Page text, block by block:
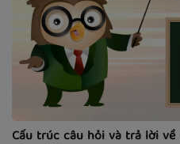
Cấu trúc câu hỏi và trả lời